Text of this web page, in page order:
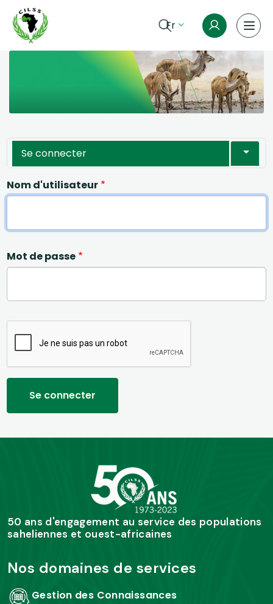
Aller au contenu principal
Fr
Onglets principaux
Se connecter
Nom d'utilisateur
Mot de passe
50 ans d'engagement au service des populations
saheliennes et ouest-africaines
Nos domaines de services
Gestion des Connaissances